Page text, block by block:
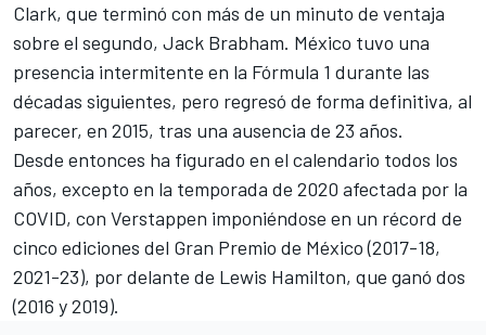
Clark, que terminó con más de un minuto de ventaja
sobre el segundo, Jack Brabham. México tuvo una
presencia intermitente en la Fórmula 1 durante las
décadas siguientes, pero regresó de forma definitiva, al
parecer, en 2015, tras una ausencia de 23 años.
Desde entonces ha figurado en el calendario todos los
años, excepto en la temporada de 2020 afectada por la
COVID, con Verstappen imponiéndose en un récord de
cinco ediciones del Gran Premio de México (2017-18,
2021-23), por delante de Lewis Hamilton, que ganó dos
(2016 y 2019).